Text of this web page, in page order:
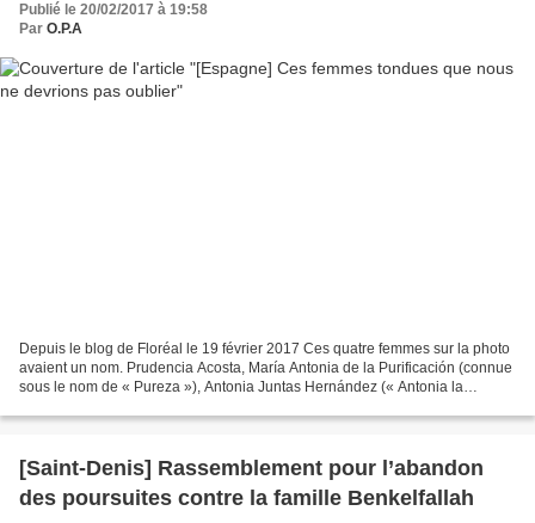
Publié le 20/02/2017 à 19:58
Par O.P.A
Depuis le blog de Floréal le 19 février 2017 Ces quatre femmes sur la photo
avaient un nom. Prudencia Acosta, María Antonia de la Purificación (connue
sous le nom de « Pureza »), Antonia Juntas Hernández (« Antonia la
[Saint-Denis] Rassemblement pour l’abandon
des poursuites contre la famille Benkelfallah